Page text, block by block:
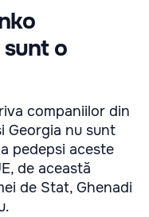
o
companiilor din
Georgia nu sunt
pedepsi aceste
de această
de Stat, Ghenadi